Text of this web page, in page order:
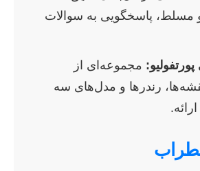
و مسلط، پاسخگویی به سوالات
مجموعه‌ای از
رندرها و مدل‌های سه